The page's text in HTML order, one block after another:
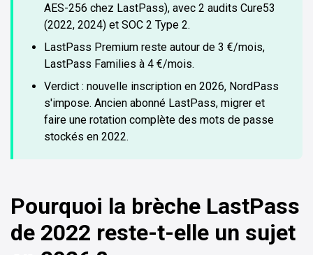
AES-256 chez LastPass), avec 2 audits Cure53
(2022, 2024) et SOC 2 Type 2.
LastPass Premium reste autour de 3 €/mois,
LastPass Families à 4 €/mois.
Verdict : nouvelle inscription en 2026, NordPass
s'impose. Ancien abonné LastPass, migrer et
faire une rotation complète des mots de passe
stockés en 2022.
Pourquoi la brèche LastPass
de 2022 reste-t-elle un sujet